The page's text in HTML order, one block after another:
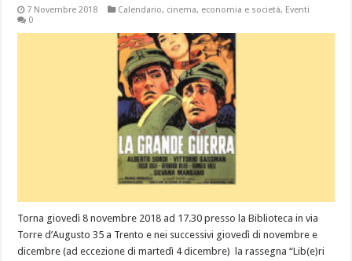
7 Novembre 2018 Calendario, cinema, economia e società, Eventi
0
Torna giovedì 8 novembre 2018 ad 17.30 presso la Biblioteca in via
Torre d’Augusto 35 a Trento e nei successivi giovedì di novembre e
dicembre (ad eccezione di martedì 4 dicembre) la rassegna “Lib(e)ri